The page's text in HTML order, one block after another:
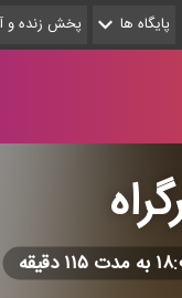
پایگاه ها پخش زنده و